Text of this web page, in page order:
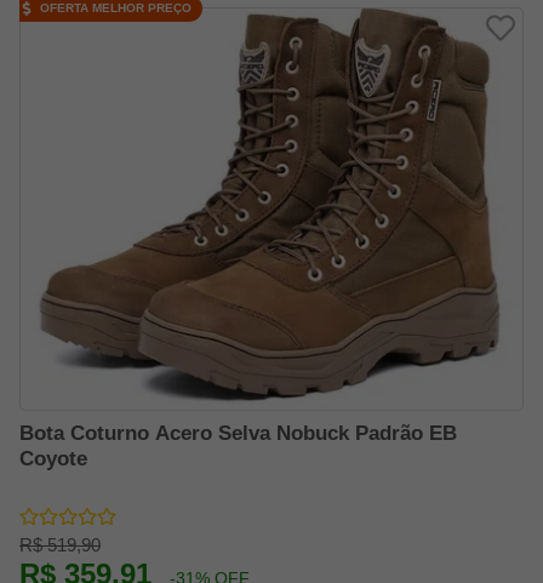
Bota Coturno Acero Selva Nobuck Padrão EB
Coyote
R$ 519,90
R$ 359,91 -31% OFF
OFERTA MELHOR PREÇO